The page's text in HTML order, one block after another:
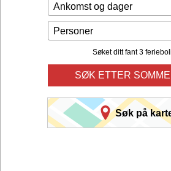
Ankomst og dager
Personer
Søket ditt fant 3
SØK ETTER
Søk på